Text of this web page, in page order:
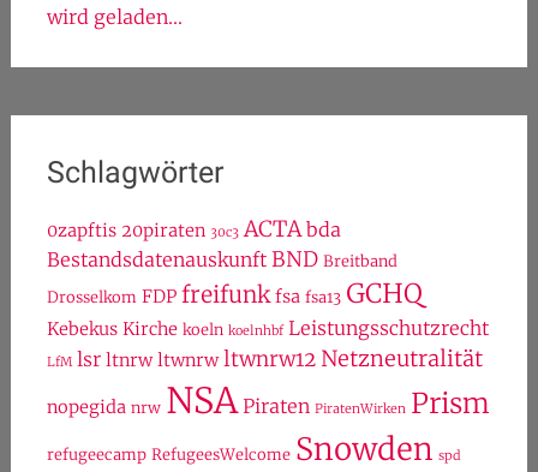
wird geladen...
Schlagwörter
0zapftis 20piraten 30c3 ACTA bda
Bestandsdatenauskunft BND Breitband
Drosselkom FDP freifunk fsa fsa13 GCHQ
Kebekus Kirche koeln koelnhbf Leistungsschutzrecht
LfM lsr ltnrw ltwnrw ltwnrw12 Netzneutralität
nopegida nrw NSA Piraten PiratenWirken Prism
refugeecamp RefugeesWelcome Snowden spd